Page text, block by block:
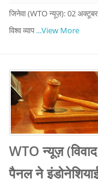
जिनेवा (WTO न्यूज़): 02
विश्व व्याप...View More
WTO न्यूज़
पैनल ने